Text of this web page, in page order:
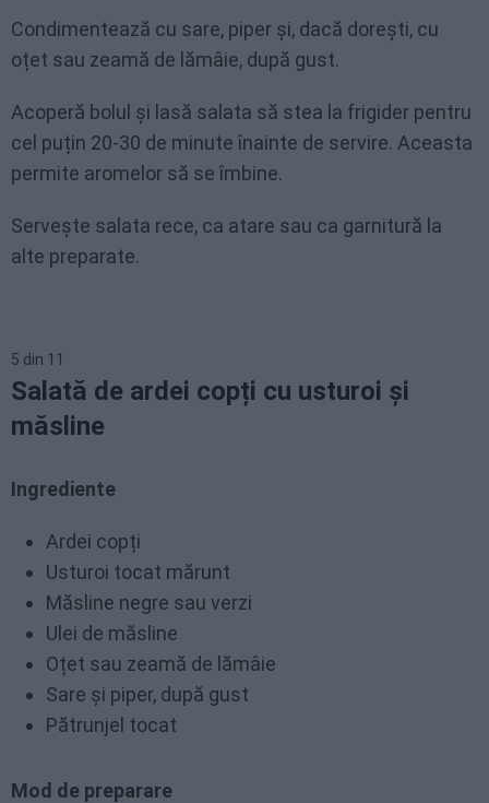
Condimentează cu sare, piper și, dacă dorești, cu
oțet sau zeamă de lămâie, după gust.
Acoperă bolul și lasă salata să stea la frigider pentru
cel puțin 20-30 de minute înainte de servire. Aceasta
permite aromelor să se îmbine.
Servește salata rece, ca atare sau ca garnitură la
alte preparate.
5 din 11
Salată de ardei copți cu usturoi și
măsline
Ingrediente
Ardei copți
Usturoi tocat mărunt
Măsline negre sau verzi
Ulei de măsline
Oțet sau zeamă de lămâie
Sare și piper, după gust
Pătrunjel tocat
Mod de preparare